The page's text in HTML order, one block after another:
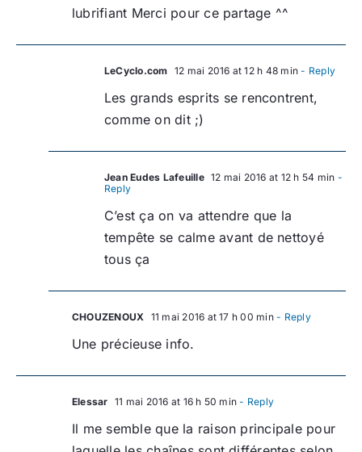
lubrifiant Merci pour ce partage ^^
LeCyclo.com 12 mai 2016 at 12 h 48 min - Reply
Les grands esprits se rencontrent,
comme on dit ;)
Jean Eudes Lafeuille 12 mai 2016 at 12 h 54 min -
Reply
C’est ça on va attendre que la
tempête se calme avant de nettoyé
tous ça
CHOUZENOUX 11 mai 2016 at 17 h 00 min- Reply
Une précieuse info.
Elessar 11 mai 2016 at 16 h 50 min - Reply
Il me semble que la raison principale pour